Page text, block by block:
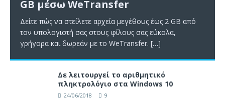
GB μέσω WeTransfer
Δείτε πώς να στείλετε αρχεία μεγέθους έως 2 GB από
τον υπολογιστή σας στους φίλους σας εύκολα,
γρήγορα και δωρεάν με το WeTransfer. […]
Δε λειτουργεί το αριθμητικό
πληκτρολόγιο στα Windows 10
24/06/2018 9